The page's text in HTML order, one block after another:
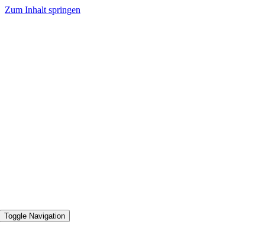
Zum Inhalt springen
Toggle Navigation